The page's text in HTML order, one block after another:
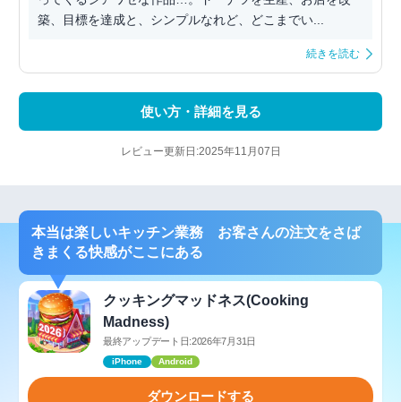
築、目標を達成と、シンプルなれど、どこまでい...
続きを読む
使い方・詳細を見る
レビュー更新日:2025年11月07日
本当は楽しいキッチン業務 お客さんの注文をさば
きまくる快感がここにある
クッキングマッドネス(Cooking
Madness)
最終アップデート日:2026年7月31日
iPhone Android
ダウンロードする